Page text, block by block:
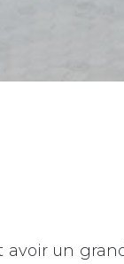
avoir un